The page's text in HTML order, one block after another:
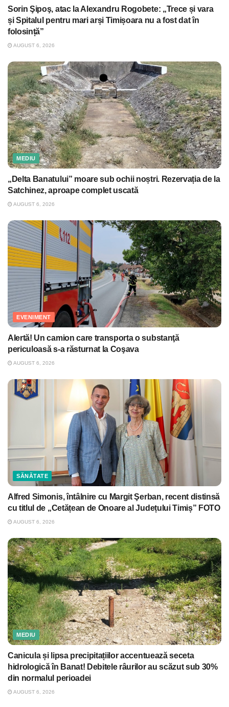
Sorin Şipoş, atac la Alexandru Rogobete: „Trece și vara
și Spitalul pentru mari arși Timișoara nu a fost dat în
folosință”
AUGUST 6, 2026
MEDIU
„Delta Banatului” moare sub ochii noștri. Rezervația de la
Satchinez, aproape complet uscată
AUGUST 6, 2026
EVENIMENT
Alertă! Un camion care transporta o substanţă
periculoasă s-a răsturnat la Coşava
AUGUST 6, 2026
SĂNĂTATE
Alfred Simonis, întâlnire cu Margit Şerban, recent distinsă
cu titlul de „Cetățean de Onoare al Județului Timiș” FOTO
AUGUST 6, 2026
MEDIU
Canicula și lipsa precipitațiilor accentuează seceta
hidrologică în Banat! Debitele râurilor au scăzut sub 30%
din normalul perioadei
AUGUST 6, 2026